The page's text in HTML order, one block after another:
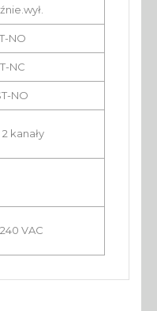
NO
NC
NO
2 kanały
VAC